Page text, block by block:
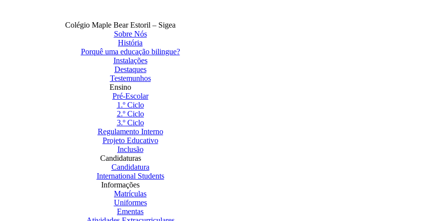
Colégio Maple Bear Estoril – Sigea
Sobre Nós
História
Porquê uma educação bilingue?
Instalações
Destaques
Testemunhos
Ensino
Pré-Escolar
1.º Ciclo
2.º Ciclo
3.º Ciclo
Regulamento Interno
Projeto Educativo
Inclusão
Candidaturas
Candidatura
International Students
Informações
Matrículas
Uniformes
Ementas